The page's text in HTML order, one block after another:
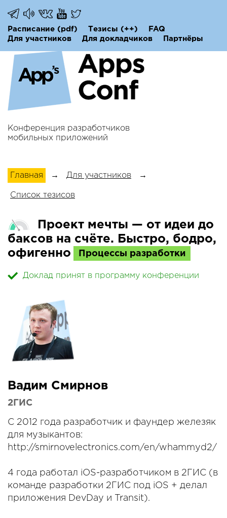
Расписание (pdf) Тезисы (++)
FAQ
Для участников
Для докладчиков Партнёры
Конференция разработчиков
мобильных приложений
Главная → Для участников →
Список тезисов
Проект мечты — от идеи до
баксов на счёте. Быстро, бодро,
офигенно
Процессы разработки
Доклад принят в программу конференции
Вадим Смирнов
2ГИС
С 2012 года разработчик и фаундер железяк
для музыкантов:
http://smirnovelectronics.com/en/whammyd2/
4 года работал iOS-разработчиком в 2ГИС (в
команде разработки 2ГИС под iOS + делал
приложения DevDay и Transit).